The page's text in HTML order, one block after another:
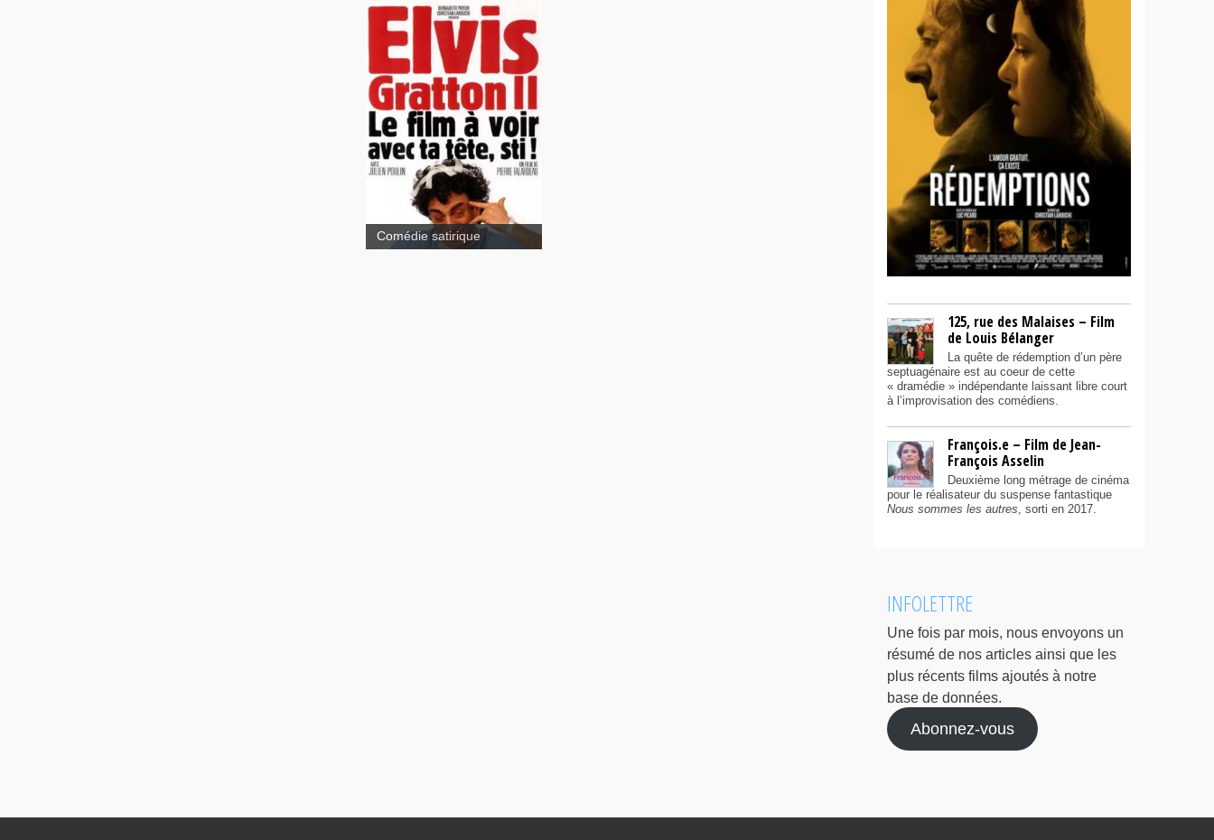
Elvis Gratton II - Miracle à
Memphis
Comédie satirique
125, rue des Malaises – Film
de Louis Bélanger
La quête de rédemption d’un père
septuagénaire est au coeur de cette
« dramédie » indépendante laissant libre court
à l’improvisation des comédiens.
François.e – Film de Jean-
François Asselin
Deuxième long métrage de cinéma
pour le réalisateur du suspense fantastique
Nous sommes les autres, sorti en 2017.
INFOLETTRE
Une fois par mois, nous envoyons un
résumé de nos articles ainsi que les
plus récents films ajoutés à notre
base de données.
Abonnez-vous